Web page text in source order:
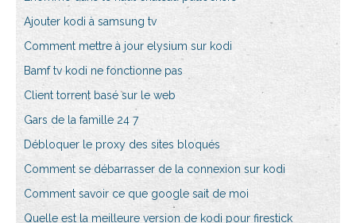
Ajouter kodi à samsung tv
Comment mettre à jour elysium sur kodi
Bamf tv kodi ne fonctionne pas
Client torrent basé sur le web
Gars de la famille 24 7
Débloquer le proxy des sites bloqués
Comment se débarrasser de la connexion sur kodi
Comment savoir ce que google sait de moi
Quelle est la meilleure version de kodi pour firestick